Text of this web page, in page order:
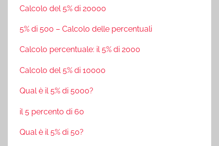
Calcolo del 5% di 20000
5% di 500 – Calcolo delle percentuali
Calcolo percentuale: il 5% di 2000
Calcolo del 5% di 10000
Qual è il 5% di 5000?
il 5 percento di 60
Qual è il 5% di 50?